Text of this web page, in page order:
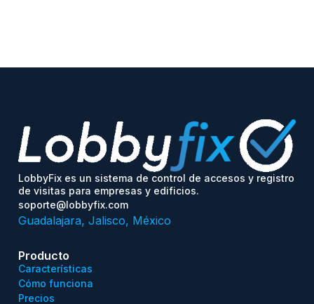
LobbyFix es un sistema de control de accesos y registro
de visitas para empresas y edificios.
soporte@lobbyfix.com
Guadalajara, Jalisco, México
Producto
Características
Cómo funciona
Precios